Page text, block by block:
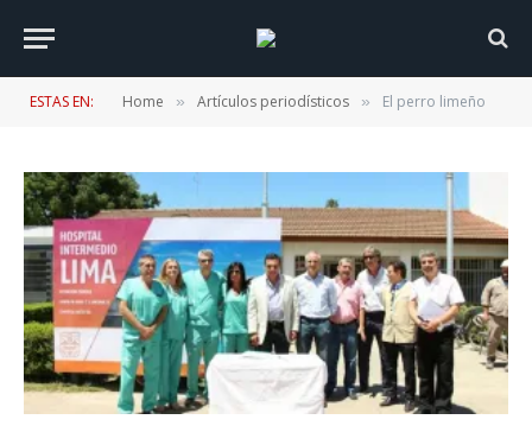
ESTAS EN: Home » Artículos periodísticos » El perro limeño